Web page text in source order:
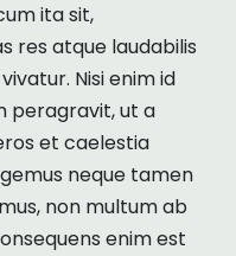
ita sit,
res atque laudabilis
Nisi enim id
peragravit, ut a
et caelestia
neque tamen
non multum ab
enim est